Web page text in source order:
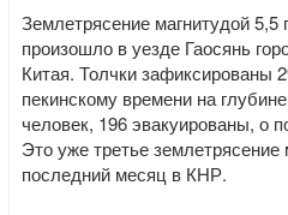
Землетрясение магнитудой
произошло в уезде Гаосянь
Китая. Толчки зафиксированы
пекинскому времени на
человек, 196 эвакуированы, о
Это уже третье землетрясение
последний месяц в КНР.